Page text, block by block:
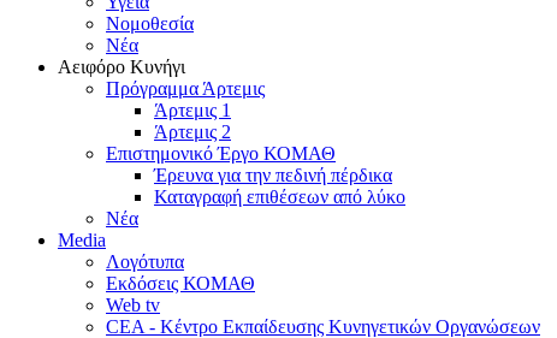
Νομοθεσία
Νέα
Αειφόρο Κυνήγι
Πρόγραμμα Άρτεμις
Άρτεμις 1
Άρτεμις 2
Επιστημονικό Έργο ΚΟΜΑΘ
Έρευνα για την πεδινή πέρδικα
Καταγραφή επιθέσεων από λύκο
Νέα
Media
Λογότυπα
Εκδόσεις ΚΟΜΑΘ
Web tv
CEA - Κέντρο Εκπαίδευσης Κυνηγετικών Οργανώσεων